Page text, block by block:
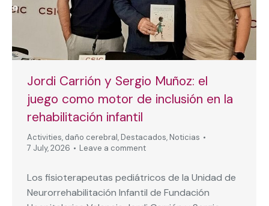
Jordi Carrión y Sergio Muñoz: el
juego como motor de inclusión en la
rehabilitación infantil
Activities, daño cerebral, Destacados, Noticias
7 July, 2026
Leave a comment
Los fisioterapeutas pediátricos de la Unidad de
Neurorrehabilitación Infantil de Fundación